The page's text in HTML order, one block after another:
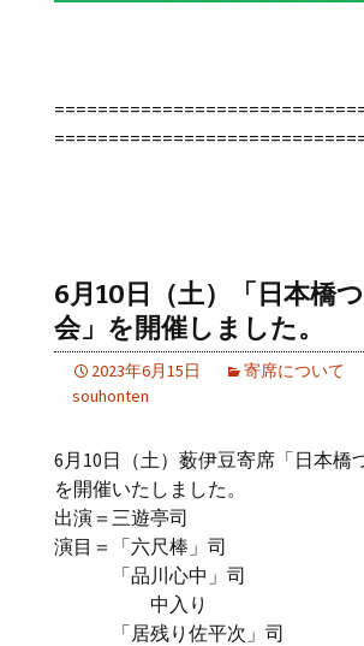
6月10日（土）「日本橋
会」を開催しました。
2023年6月15日 寄席について
souhonten
6月10日（土）薮伊豆寄席「日本橋
を開催いたしました。
出演＝三遊亭司
演目＝「六尺棒」司
「品川心中」司
中入り
「居残り佐平次」司